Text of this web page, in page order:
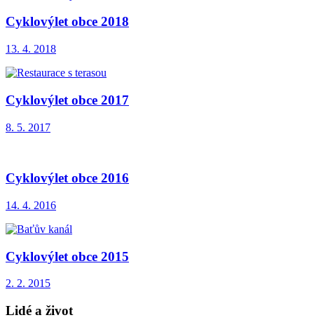
Cyklovýlet obce 2018
13. 4. 2018
Cyklovýlet obce 2017
8. 5. 2017
Cyklovýlet obce 2016
14. 4. 2016
Cyklovýlet obce 2015
2. 2. 2015
Lidé a život